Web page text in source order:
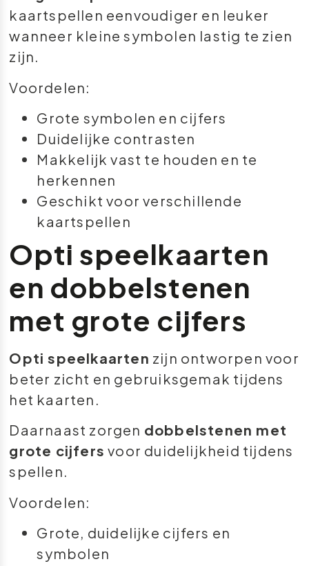
kaartspellen eenvoudiger en leuker
wanneer kleine symbolen lastig te zien
zijn.
Voordelen:
Grote symbolen en cijfers
Duidelijke contrasten
Makkelijk vast te houden en te
herkennen
Geschikt voor verschillende
kaartspellen
Opti speelkaarten
en dobbelstenen
met grote cijfers
Opti speelkaarten zijn ontworpen voor
beter zicht en gebruiksgemak tijdens
het kaarten.
Daarnaast zorgen dobbelstenen met
grote cijfers voor duidelijkheid tijdens
spellen.
Voordelen:
Grote, duidelijke cijfers en
symbolen